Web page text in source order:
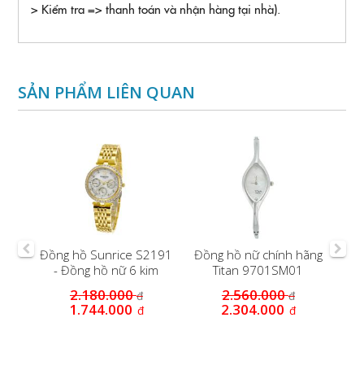
> Kiểm tra => thanh toán và nhận hàng tại nhà).
SẢN PHẨM LIÊN QUAN
Đồng hồ Sunrice S2191
- Đồng hồ nữ 6 kim
2.180.000đ
1.744.000 đ
Đồng hồ nữ chính hãng
Titan 9701SM01
2.560.000đ
2.304.000 đ